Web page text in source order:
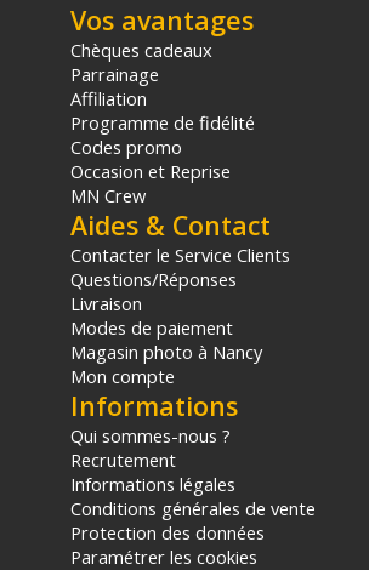
Vos avantages
Chèques cadeaux
Parrainage
Affiliation
Programme de fidélité
Codes promo
Occasion et Reprise
MN Crew
Aides & Contact
Contacter le Service Clients
Questions/Réponses
Livraison
Modes de paiement
Magasin photo à Nancy
Mon compte
Informations
Qui sommes-nous ?
Recrutement
Informations légales
Conditions générales de vente
Protection des données
Paramétrer les cookies